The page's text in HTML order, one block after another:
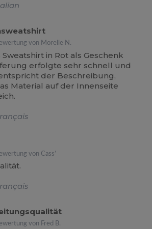
von Morelle N.
in Rot als Geschenk
erfolgte sehr schnell und
der Beschreibung,
Material auf der Innenseite
von Cass’
von Fred B.